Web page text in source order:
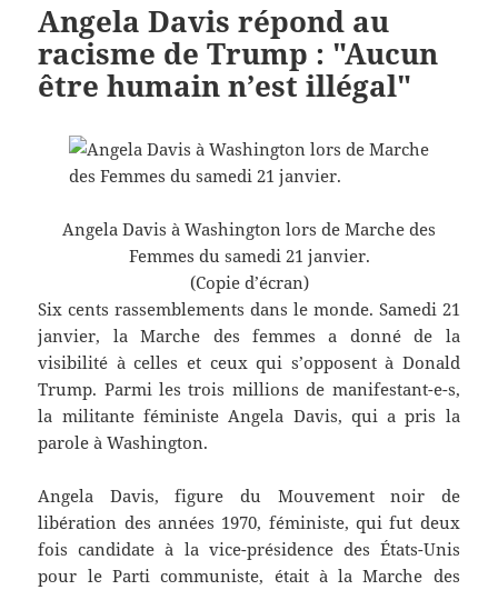
Angela Davis répond au
racisme de Trump : "Aucun
être humain n’est illégal"
Angela Davis à Washington lors de Marche des
Femmes du samedi 21 janvier.
(Copie d’écran)
Six cents rassemblements dans le monde. Samedi 21
janvier, la Marche des femmes a donné de la
visibilité à celles et ceux qui s’opposent à Donald
Trump. Parmi les trois millions de manifestant-e-s,
la militante féministe Angela Davis, qui a pris la
parole à Washington.
Angela Davis, figure du Mouvement noir de
libération des années 1970, féministe, qui fut deux
fois candidate à la vice-présidence des États-Unis
pour le Parti communiste, était à la Marche des